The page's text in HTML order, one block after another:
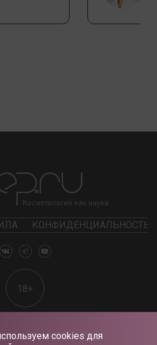
cookies для
КОНФИДЕНЦИАЛЬНОСТЬ
18+